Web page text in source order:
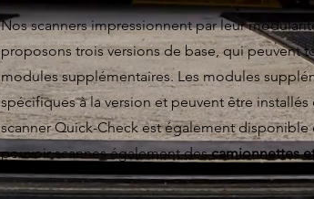
Nos scanners impressionnent par leur
proposons trois versions de base, qui peuvent
modules supplémentaires. Les modules
spécifiques à la version et peuvent être
scanner Quick-Check est également
pouvoir scannes également descamionnettes